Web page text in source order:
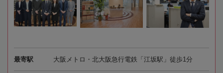
最寄駅 大阪メトロ・北大阪急行電鉄「江坂駅」徒歩1分